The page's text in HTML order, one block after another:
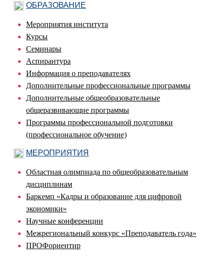
ОБРАЗОВАНИЕ
Мероприятия института
Курсы
Семинары
Аспирантура
Информация о преподавателях
Дополнительные профессиональные программы
Дополнительные общеобразовательные
общеразвивающие программы
Программы профессиональной подготовки
(профессиональное обучение)
МЕРОПРИЯТИЯ
Областная олимпиада по общеобразовательным
дисциплинам
Баркемп «Кадры и образование для цифровой
экономики»
Научные конференции
Межрегиональный конкурс «Преподаватель года»
ПРОФориентир